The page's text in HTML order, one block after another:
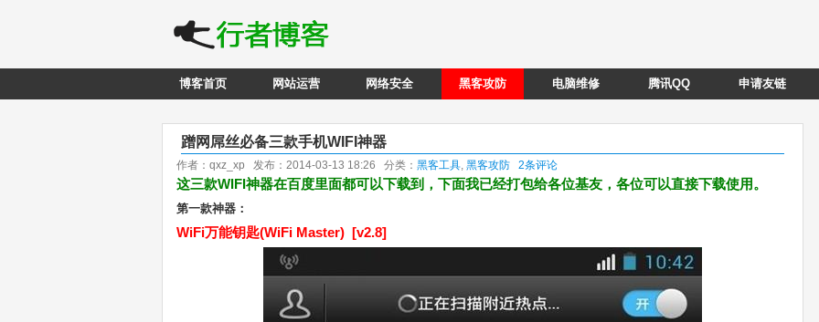
博客首页 网站运营 网络安全 黑客攻防 电脑维修 腾讯QQ 申请友链
蹭网屌丝必备三款手机WIFI神器
作者：qxz_xp 发布：2014-03-13 18:26 分类： 黑客工具, 黑客攻防 2条评论
这三款WIFI神器在百度里面都可以下载到，下面我已经打包给各位基友，各位可以直接下载使用。
第一款神器：
WiFi万能钥匙(WiFi Master) [v2.8]